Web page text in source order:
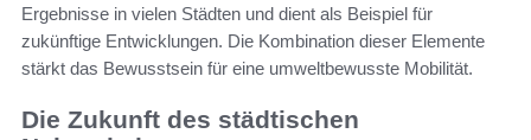
Ergebnisse in vielen Städten und dient als Beispiel für
zukünftige Entwicklungen. Die Kombination dieser Elemente
stärkt das Bewusstsein für eine umweltbewusste Mobilität.
Die Zukunft des städtischen